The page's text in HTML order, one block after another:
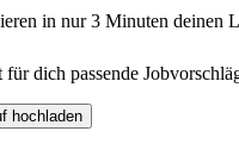
in nur 3 Minuten deinen
für dich passende
hochladen